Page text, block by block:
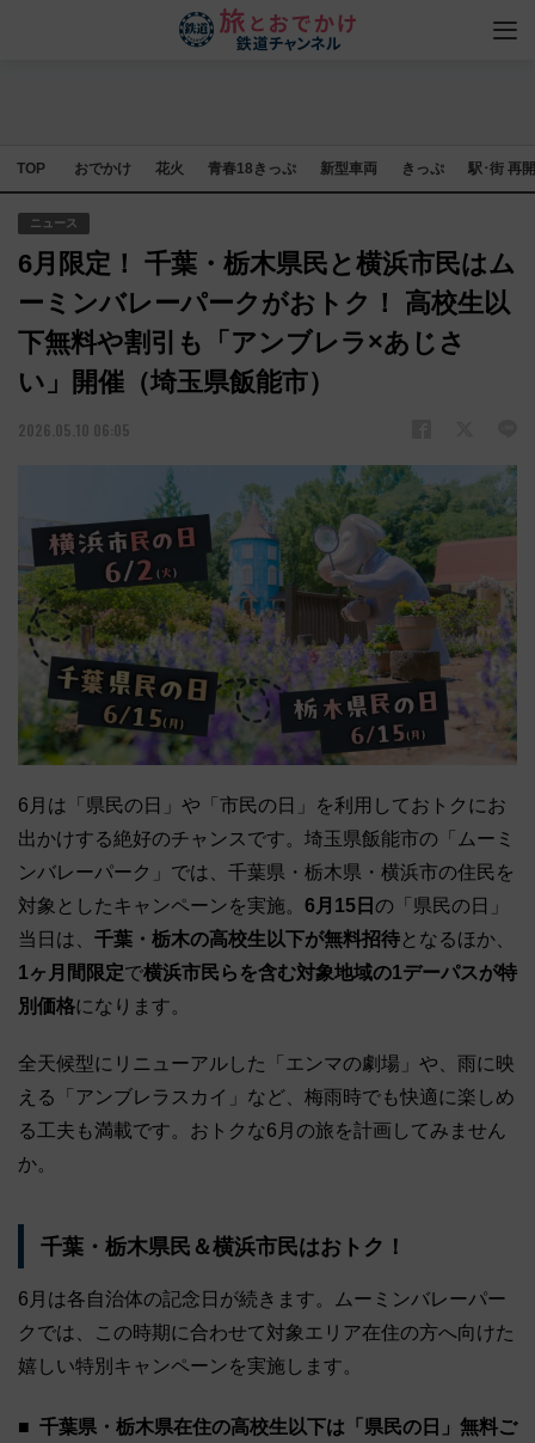
TOP おでかけ 花火 青春18きっぷ 新型車両 きっぷ 駅･街 再
ニュース
6月限定！ 千葉・栃木県民と横浜市民はム
ーミンバレーパークがおトク！ 高校生以
下無料や割引も「アンブレラ×あじさ
い」開催（埼玉県飯能市）
2026.05.10 06:05
6月は「県民の日」や「市民の日」を利用しておトクにお
出かけする絶好のチャンスです。埼玉県飯能市の「ムーミ
ンバレーパーク」では、千葉県・栃木県・横浜市の住民を
対象としたキャンペーンを実施。 6月15日 の「県民の日」
当日は、 千葉・栃木の高校生以下が無料招待となるほか、
1ヶ月間限定で横浜市民らを含む対象地域の1デーパスが特
別価格になります。
全天候型にリニューアルした「エンマの劇場」や、雨に映
える「アンブレラスカイ」など、梅雨時でも快適に楽しめ
る工夫も満載です。おトクな6月の旅を計画してみません
か。
千葉・栃木県民＆横浜市民はおトク！
6月は各自治体の記念日が続きます。ムーミンバレーパー
クでは、この時期に合わせて対象エリア在住の方へ向けた
嬉しい特別キャンペーンを実施します。
千葉県・栃木県在住の高校生以下は「県民の日」無料ご